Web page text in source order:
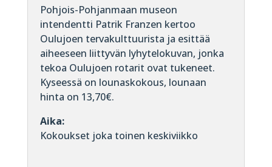
Pohjois-Pohjanmaan museon
intendentti Patrik Franzen kertoo
Oulujoen tervakulttuurista ja esittää
aiheeseen liittyvän lyhytelokuvan, jonka
tekoa Oulujoen rotarit ovat tukeneet.
Kyseessä on lounaskokous, lounaan
hinta on 13,70€.
Aika:
Kokoukset joka toinen keskiviikko